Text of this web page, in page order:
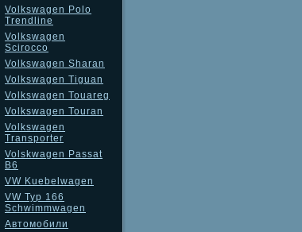
Volkswagen Polo
Trendline
Volkswagen
Scirocco
Volkswagen Sharan
Volkswagen Tiguan
Volkswagen Touareg
Volkswagen Touran
Volkswagen
Transporter
Volskwagen Passat
B6
VW Kuebelwagen
VW Typ 166
Schwimmwagen
Автомобили